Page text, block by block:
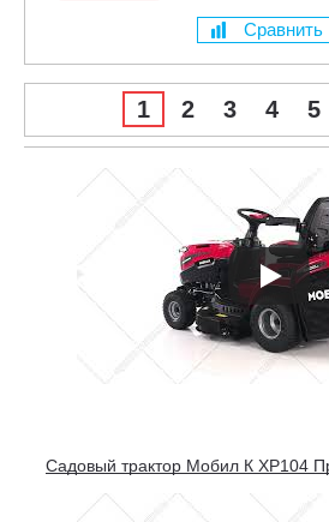
Сравнить
1 2 3 4 5
Садовый трактор Мобил К XP104